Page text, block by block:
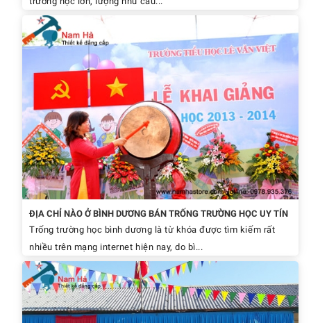
ĐỊA CHỈ NÀO Ở BÌNH DƯƠNG BÁN TRỐNG TRƯỜNG HỌC UY TÍN
Trống trường học bình dương là từ khóa được tìm kiếm rất
nhiều trên mạng internet hiện nay, do bì...